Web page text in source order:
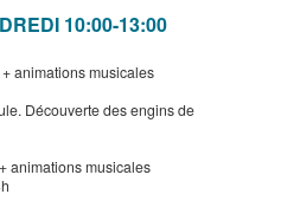
10:00-13:00
animations musicales
Découverte des engins de
animations musicales